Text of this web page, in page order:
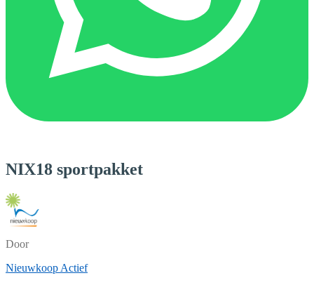
NIX18 sportpakket
Door
Nieuwkoop Actief